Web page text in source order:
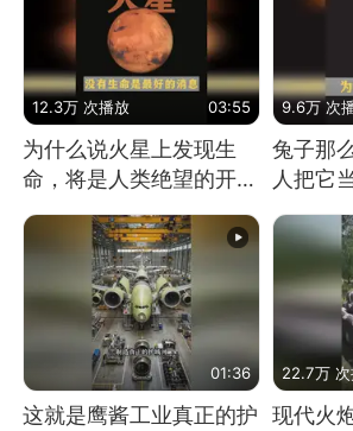
12.3万 次播放 03:55
为什么说火星上发现生
命，将是人类绝望的开
始？
9.6万 次
兔子那
人把它
01:36
这就是鹰酱工业真正的护
22.7万
现代火